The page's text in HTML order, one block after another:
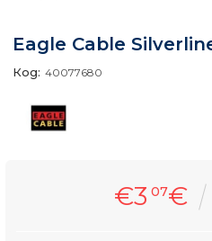
Eagle Cable
Код: 40077680
€3 07€